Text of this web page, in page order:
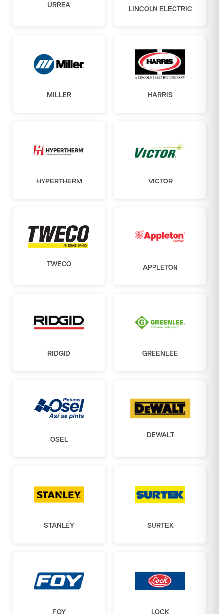
URREA LINCOLN ELECTRIC
MILLER HARRIS
HYPERTHERM VICTOR
TWECO APPLETON
RIDGID GREENLEE
OSEL
DEWALT
STANLEY SURTEK
FOY LOCK